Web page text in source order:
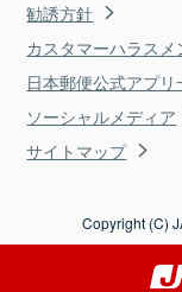
勧誘方針
カスタマーハラス
日本郵便公式アプリ
ソーシャルメディア
サイトマップ
Copyright (C)